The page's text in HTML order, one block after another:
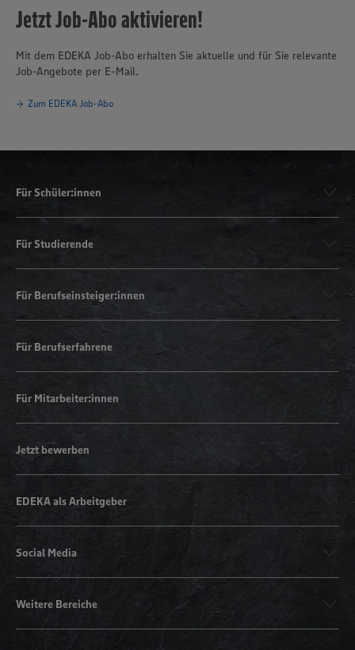
Jetzt Job-Abo aktivieren!
Mit dem EDEKA Job-Abo erhalten Sie aktuelle und für Sie relevante
Job-Angebote per E-Mail.
Zum EDEKA Job-Abo
Für Schüler:innen
Für Studierende
Für Berufseinsteiger:innen
Für Berufserfahrene
Für Mitarbeiter:innen
Jetzt bewerben
EDEKA als Arbeitgeber
Social Media
Weitere Bereiche